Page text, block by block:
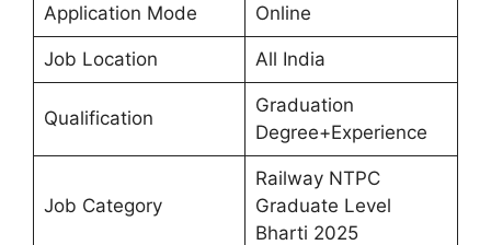
Application Mode Online
Job Location All India
Qualification
Graduation
Degree+Experience
Job Category
Railway NTPC
Graduate Level
Bharti 2025